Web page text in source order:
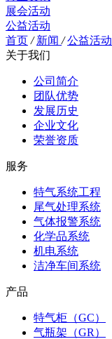
展会活动
公益活动
首页 / 新闻 / 公益活动
关于我们
公司简介
团队优势
发展历史
企业文化
荣誉资质
服务
特气系统工程
尾气处理系统
气体报警系统
化学品系统
机电系统
洁净车间系统
产品
特气柜（GC）
气瓶架（GR）